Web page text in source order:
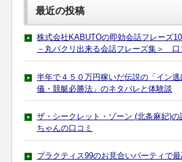
最近の投稿
株式会社KABUTOの即効会話フレーズ
－丸パクリ出来る会話フレーズ集＞ 口
半年で４５０万円稼いだ伝説の「イン
儀・競艇必勝法」のネタバレと体験談
ザ・シークレット・ゾーン (北条麻妃)
ちゃんの口コミ
プラクティス99のお見合いパーティで